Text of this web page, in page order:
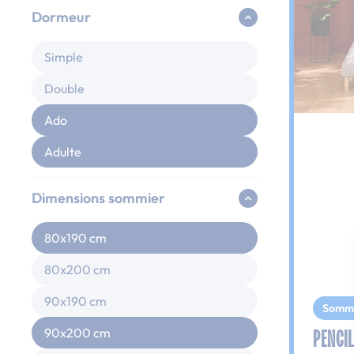
Dormeur
Simple
Double
Ado
Adulte
Dimensions sommier
80x190 cm
80x200 cm
90x190 cm
90x200 cm
PENCIL